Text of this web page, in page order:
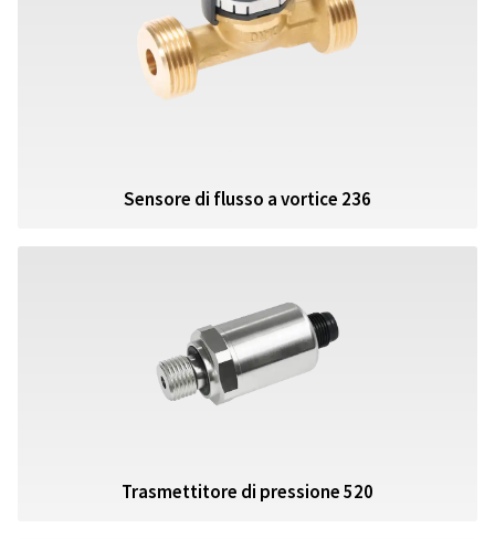
Sensore di flusso a vortice 236
Trasmettitore di pressione 520